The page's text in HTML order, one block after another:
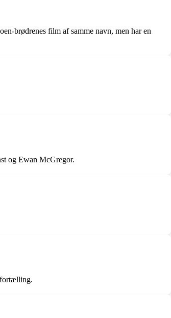
brødrenes film af samme navn, men har en
og Ewan McGregor.